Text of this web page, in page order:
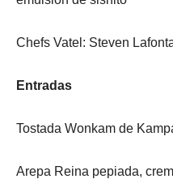
Chefs Vatel: Steven
Entradas
Tostada Wonkam de
Arepa Reina pepiada,